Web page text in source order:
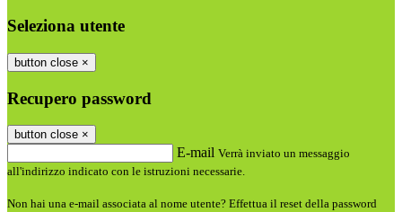
Seleziona utente
button close ×
Recupero password
button close ×
E-mail Verrà inviato un messaggio
all'indirizzo indicato con le istruzioni necessarie.
Non hai una e-mail associata al nome utente? Effettua il reset della password